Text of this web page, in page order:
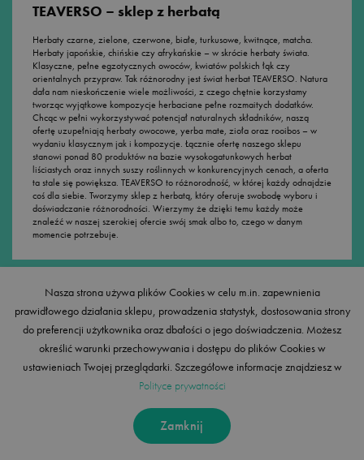
TEAVERSO – sklep z herbatą
Herbaty czarne, zielone, czerwone, białe, turkusowe, kwitnące, matcha.
Herbaty japońskie, chińskie czy afrykańskie – w skrócie herbaty świata.
Klasyczne, pełne egzotycznych owoców, kwiatów polskich łąk czy
orientalnych przypraw. Tak różnorodny jest świat herbat TEAVERSO. Natura
dała nam nieskończenie wiele możliwości, z czego chętnie korzystamy
tworząc wyjątkowe kompozycje herbaciane pełne rozmaitych dodatków.
Chcąc w pełni wykorzystywać potencjał naturalnych składników, naszą
ofertę uzupełniają herbaty owocowe, yerba mate, zioła oraz rooibos – w
wydaniu klasycznym jak i kompozycje. Łącznie ofertę naszego sklepu
stanowi ponad 80 produktów na bazie wysokogatunkowych herbat
liściastych oraz innych suszy roślinnych w konkurencyjnych cenach, a oferta
ta stale się powiększa. TEAVERSO to różnorodność, w której każdy odnajdzie
coś dla siebie. Tworzymy sklep z herbatą, który oferuje swobodę wyboru i
doświadczanie różnorodności. Wierzymy że dzięki temu każdy może
znaleźć w naszej szerokiej ofercie swój smak albo to, czego w danym
momencie potrzebuje.
Akcesoria do herbaty i kawy
Szalenie istotny dla herbaty, jej smaku i właściwości, jest sposób
przygotowania. Znaczenie ma ilość suszu, temperatura wody oraz czas
parzenia. Dla każdego gatunku te parametry mogą być nieco odmienne.
Wspólna dla wszystkich jest konieczność oddzielenia liści (fusów) od naparu
po upływie określonego czasu. Aby sprawnie szło, polecamy szykować
herbatę w wygodnym zaparzaczu bądź papierowym filtrze. Temperaturę
wody możesz natomiast sprawdzić termometrem kuchennym. Wszystkie te
oraz wiele innych akcesoriów do parzenia i picia herbaty oraz innych
naparów, tj. kawa, zioła czy yerba mate, znajdziesz w naszym sklepie
internetowym. Przekonasz się, że przygotowywanie wysokogatunkowych
Nasza strona używa plików Cookies w celu m.in. zapewnienia
prawidłowego działania sklepu, prowadzenia statystyk, dostosowania strony
do preferencji użytkownika oraz dbałości o jego doświadczenia. Możesz
określić warunki przechowywania i dostępu do plików Cookies w
ustawieniach Twojej przeglądarki. Szczegółowe informacje znajdziesz w
Polityce prywatności
Zamknij